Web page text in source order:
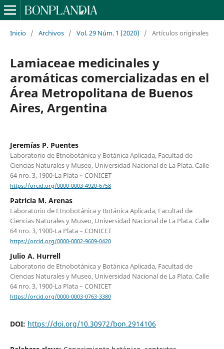
Inicio / Archivos / Vol. 29 Núm. 1 (2020) / Artículos originales
Lamiaceae medicinales y
aromáticas comercializadas en el
Área Metropolitana de Buenos
Aires, Argentina
Jeremías P. Puentes
Laboratorio de Etnobotánica y Botánica Aplicada, Facultad de
Ciencias Naturales y Museo, Universidad Nacional de La Plata. Calle
64 nro. 3, 1900-La Plata – CONICET
https://orcid.org/0000-0003-4920-6758
Patricia M. Arenas
Laboratorio de Etnobotánica y Botánica Aplicada, Facultad de
Ciencias Naturales y Museo, Universidad Nacional de La Plata. Calle
64 nro. 3, 1900-La Plata – CONICET
https://orcid.org/0000-0002-9609-0420
Julio A. Hurrell
Laboratorio de Etnobotánica y Botánica Aplicada, Facultad de
Ciencias Naturales y Museo, Universidad Nacional de La Plata. Calle
64 nro. 3, 1900-La Plata – CONICET
https://orcid.org/0000-0003-0763-3380
DOI: https://doi.org/10.30972/bon.2914106